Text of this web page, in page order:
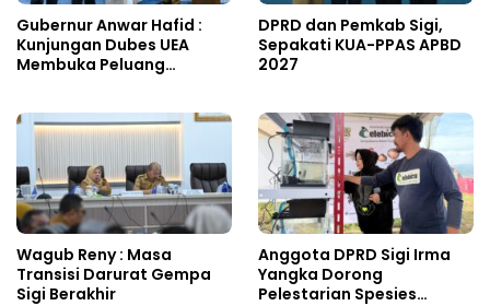
Gubernur Anwar Hafid :
Kunjungan Dubes UEA
Membuka Peluang
DPRD dan Pemkab Sigi,
Sepakati KUA-PPAS APBD
2027
Wagub Reny : Masa
Transisi Darurat Gempa
Sigi Berakhir
Anggota DPRD Sigi Irma
Yangka Dorong
Pelestarian Spesies